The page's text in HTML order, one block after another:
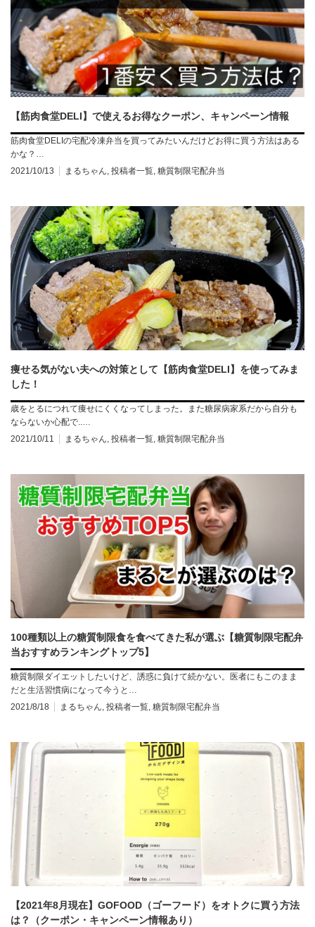
【筋肉食堂DELI】で使えるお得なクーポン、キャンペーン情報
筋肉食堂DELIの宅配冷凍弁当を買ってみたいんだけどお得に買う方法はある
かな？…
2021/10/13
まるちゃん 投稿者一覧 糖質制限宅配弁当
痩せる気がない夫への対策として【筋肉食堂DELI】を使ってみま
した！
歳をとるにつれて痩せにくくなってしまった。また糖尿病家系だから自分も
ならないか心配で..…
2021/10/11
まるちゃん 投稿者一覧 糖質制限宅配弁当
100種類以上の糖質制限食を食べてきた私が選ぶ【糖質制限宅配弁
当おすすめランキングトップ5】
糖質制限ダイエットしたいけど、誘惑に負けて続かない。医者にもこのまま
だと生活習慣病になって今うと…
2021/8/18
まるちゃん, 投稿者一覧, 糖質制限宅配弁当
【2021年8月現在】GOFOOD（ゴーフード）をオトクに買う方法
は？（クーポン・キャンペーン情報あり）